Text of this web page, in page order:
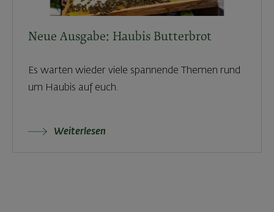
Neue Ausgabe: Haubis Butterbrot
Es warten wieder viele spannende Themen rund
um Haubis auf euch.
Weiterlesen